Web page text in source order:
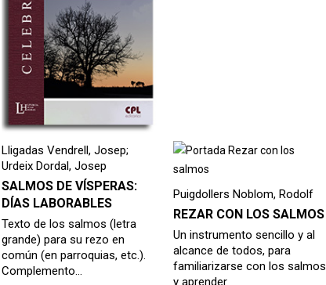
Lligadas Vendrell, Josep;
Urdeix Dordal, Josep
SALMOS DE VÍSPERAS:
DÍAS LABORABLES
Texto de los salmos (letra
grande) para su rezo en
común (en parroquias, etc.).
Complemento…
Puigdollers Noblom, Rodolf
REZAR CON LOS SALMOS
Un instrumento sencillo y al
alcance de todos, para
familiarizarse con los salmos
y aprender…